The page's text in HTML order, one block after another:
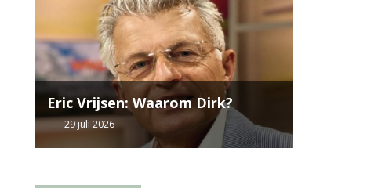
Eric Vrijsen: Waarom Dirk?
29 juli 2026